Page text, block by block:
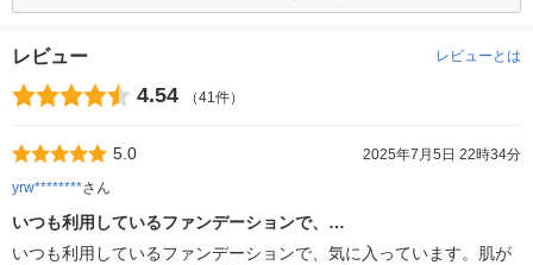
レビュー レビューとは
4.54 （41件）
5.0
2025年7月5日 22時34分
yrw********さん
いつも利用しているファンデーションで、…
いつも利用しているファンデーションで、気に入っています。肌が